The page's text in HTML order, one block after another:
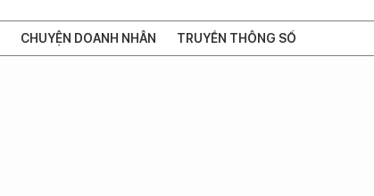
CHUYỆN DOANH NHÂN TRUYỀN THÔNG SỐ